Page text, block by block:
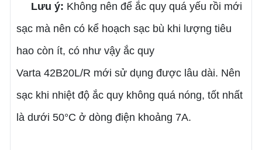
Lưu ý: Không nên để ắc quy quá yếu rồi mới
sạc mà nên có kể hoạch sạc bù khi lượng tiêu
hao còn ít, có như vậy ắc quy
Varta 42B20L/R mới sử dụng được lâu dài. Nên
sạc khi nhiệt độ ắc quy không quá nóng, tốt nhất
là dưới 50°C ở dòng điện khoảng 7A.